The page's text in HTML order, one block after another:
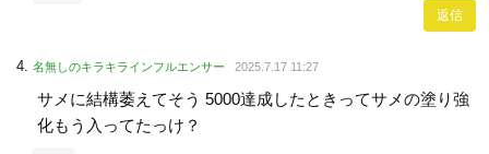
返信
名無しのキラキラインフルエンサー 2025.7.17 11:27
サメに結構萎えてそう 5000達成したときってサメの塗り強
化もう入ってたっけ？